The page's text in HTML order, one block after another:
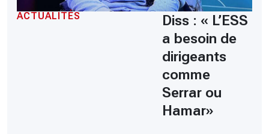
ACTUALITÉS
Diss : « L’ESS
a besoin de
dirigeants
comme
Serrar ou
Hamar»